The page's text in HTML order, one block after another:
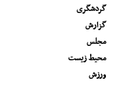
گردشگری
گزارش
مجلس
محیط زیست
ورزش